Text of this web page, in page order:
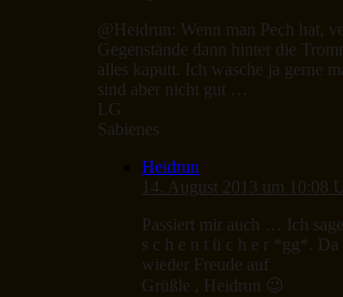
@Heidrun: Wenn man Pech hat,
Gegenstände dann hinter die
alles kaputt. Ich wasche ja gerne
sind aber nicht gut …
LG
Sabienes
Heidrun
14. August 2013 um 10:08
Passiert mir auch … Ich
s c h e n t ü c h e r *gg*.
wieder Freude auf
Grüßle , Heidrun 😉